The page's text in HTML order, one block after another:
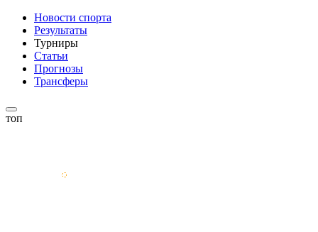
Новости спорта
Результаты
Турниры
Статьи
Прогнозы
Трансферы
топ